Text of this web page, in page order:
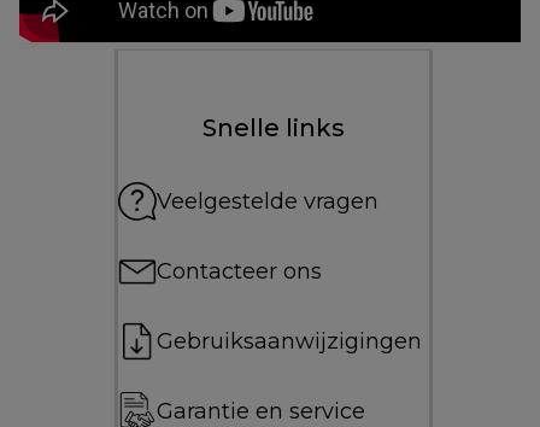
Snelle links
Veelgestelde vragen
Contacteer ons
Gebruiksaanwijzigingen
Garantie en service